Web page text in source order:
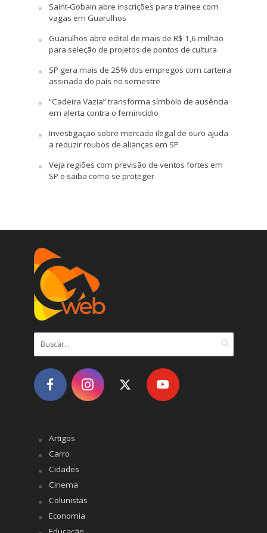
Saint-Gobain abre inscrições para trainee com
vagas em Guarulhos
Guarulhos abre edital de mais de R$ 1,6 milhão
para seleção de projetos de pontos de cultura
SP gera mais de 25% dos empregos com carteira
assinada do país no semestre
“Cadeira Vazia” transforma símbolo de ausência
em alerta contra o feminicídio
Investigação sobre mercado ilegal de ouro ajuda
a reduzir roubos de alianças em SP
Veja regiões com previsão de ventos fortes em
SP e saiba como se proteger
Artigos
Carro
Cidades
Cinema
Colunistas
Economia